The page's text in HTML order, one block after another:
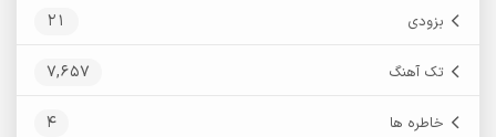
بزودی 21
تک آهنگ 7,657
خاطره ها 4